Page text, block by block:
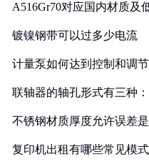
A516Gr70对应国内材质及
镀镍钢带可以过多少电流
计量泵如何达到控制和调
联轴器的轴孔形式有三种
不锈钢材质厚度允许误差
复印机出租有哪些常见模式